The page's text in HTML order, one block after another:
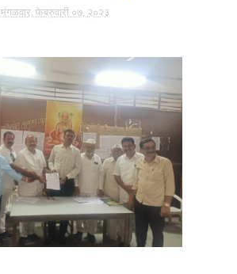
मंगळवार, फेब्रुवारी ०७, २०२३